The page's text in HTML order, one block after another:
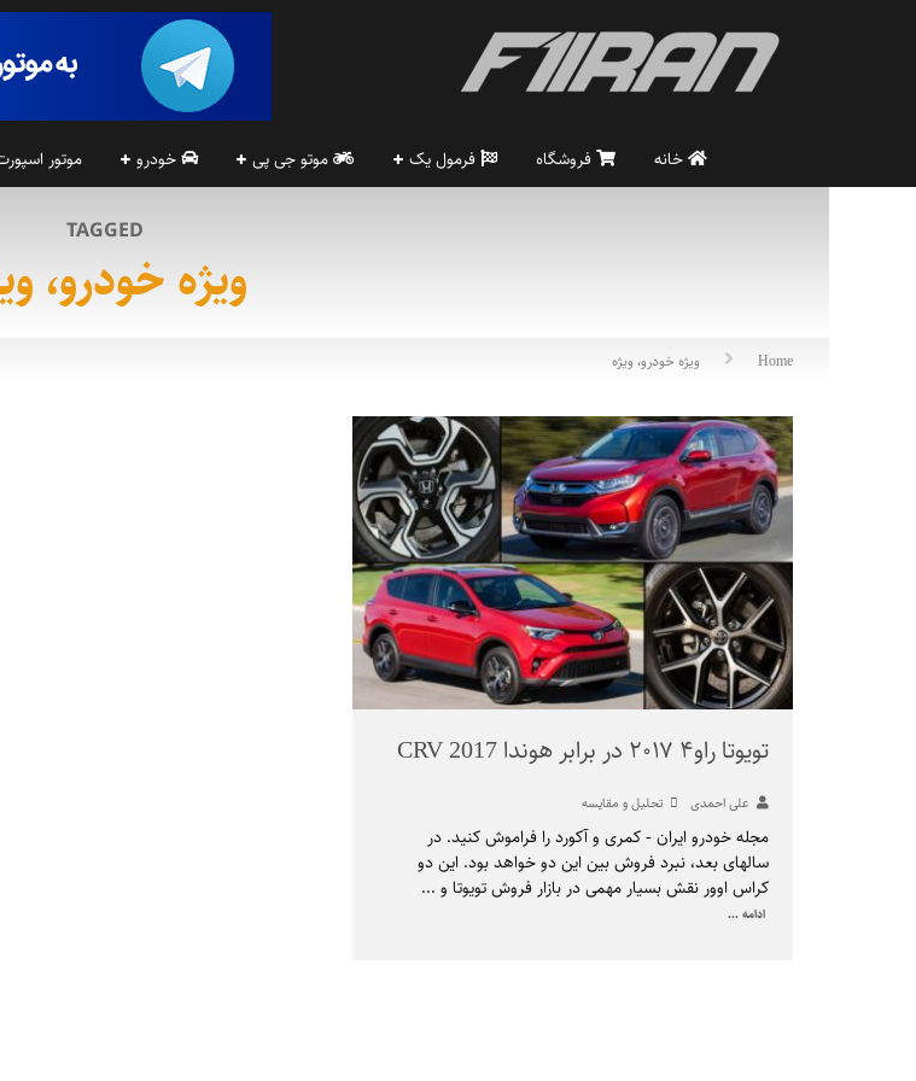
خانه فروشگاه فرمول یک موتو جی پی خودرو موتور
TAGGED
ویژه خودرو،
Home ویژه خودرو، ویژه
تویوتا راو۴ ۲۰۱۷ در برابر هوندا CRV 2017
علی احمدی تحلیل و مقایسه
مجله خودرو ایران - کمری و آکورد را فراموش کنید. در
سالهای بعد، نبرد فروش بین این دو خواهد بود. این دو
کراس اوور نقش بسیار مهمی در بازار فروش تویوتا و ...
ادامه ...